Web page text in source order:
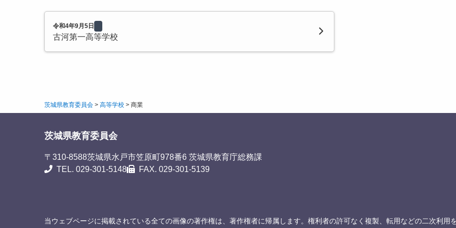
令和4年9月5日
古河第一高等学校
茨城県教育委員会 > 高等学校 > 商業
茨城県教育委員会
〒310-8588茨城県水戸市笠原町978番6 茨城県教育庁総務課
TEL. 029-301-5148
FAX. 029-301-5139
当ウェブページに掲載されている全ての画像の著作権は、著作権者に帰属します。権利者の許可なく複製、転用などの二次利用